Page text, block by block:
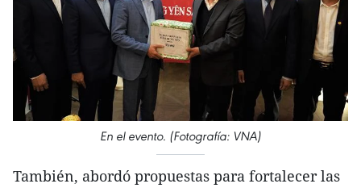
En el evento. (Fotografía: VNA)
También, abordó propuestas para fortalecer las